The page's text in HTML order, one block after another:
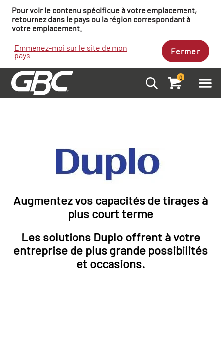
Pour voir le contenu spécifique à votre emplacement,
retournez dans le pays ou la région correspondant à
votre emplacement.
Emmenez-moi sur le site de mon
pays Fermer
0
Augmentez vos capacités de tirages à
plus court terme
Les solutions Duplo offrent à votre
entreprise de plus grande possibilités
et occasions.